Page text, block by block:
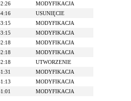
MODYFIKACJA
USUNIĘCIE
MODYFIKACJA
MODYFIKACJA
MODYFIKACJA
MODYFIKACJA
UTWORZENIE
MODYFIKACJA
MODYFIKACJA
MODYFIKACJA